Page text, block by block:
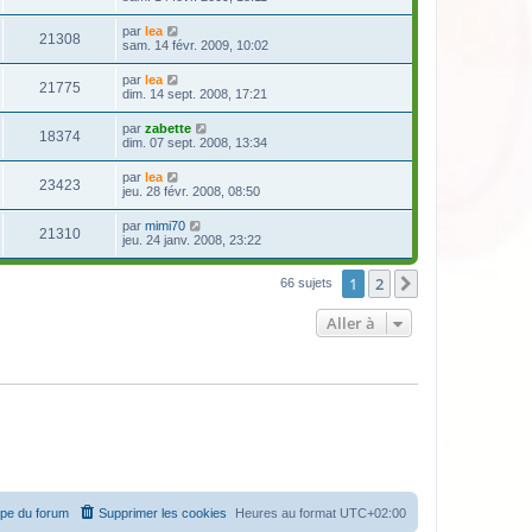
21308 par lea
sam. 14 févr. 2009, 10:02
21775 par lea
dim. 14 sept. 2008, 17:21
18374 par zabette
dim. 07 sept. 2008, 13:34
23423 par lea
jeu. 28 févr. 2008, 08:50
21310 par mimi70
jeu. 24 janv. 2008, 23:22
66 sujets 1 2
Aller à
Heures au format UTC+02:00
Supprimer les cookies
du forum